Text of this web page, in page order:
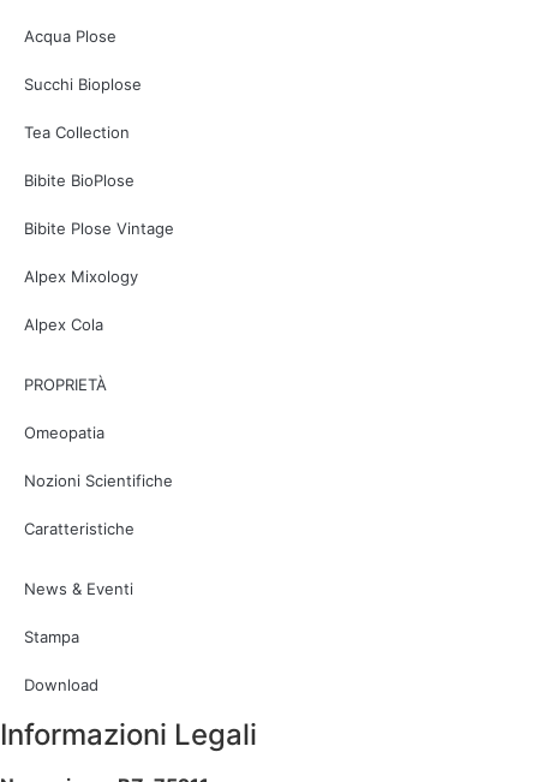
Acqua Plose
Succhi Bioplose
Tea Collection
Bibite BioPlose
Bibite Plose Vintage
Alpex Mixology
Alpex Cola
PROPRIETÀ
Omeopatia
Nozioni Scientifiche
Caratteristiche
News & Eventi
Stampa
Download
Informazioni Legali